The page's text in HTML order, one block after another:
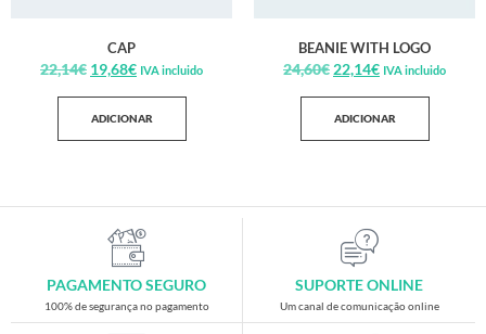
CAP
22,14€ 19,68€ IVA incluido
ADICIONAR
BEANIE WITH LOGO
24,60€ 22,14€ IVA incluido
ADICIONAR
PAGAMENTO SEGURO
100% de segurança no pagamento
SUPORTE ONLINE
Um canal de comunicação online